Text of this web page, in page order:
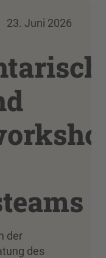
23. Juni 2026
der
des